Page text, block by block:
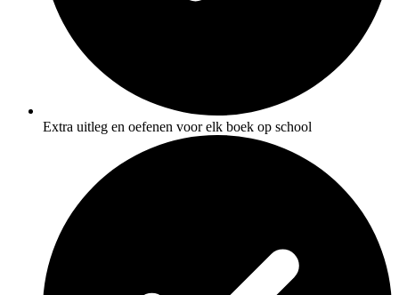
Extra uitleg en oefenen voor elk boek op school